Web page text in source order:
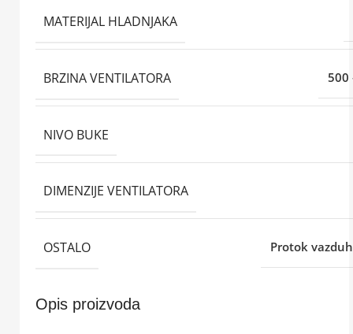
MATERIJAL HLADNJAKA
BRZINA VENTILATORA 500
NIVO BUKE
DIMENZIJE VENTILATORA
OSTALO Protok
Opis proizvoda